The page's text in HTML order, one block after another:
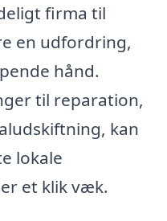
firma til
en udfordring,
hånd.
til reparation,
kan
lokale
et klik væk.